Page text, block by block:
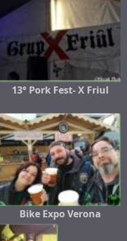
13° Pork Fest- X Friul
Bike Expo Verona